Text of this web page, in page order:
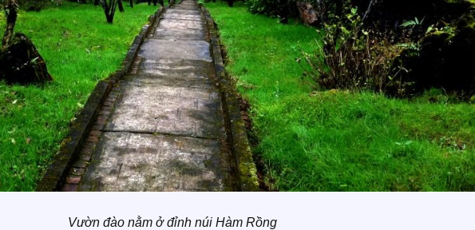
Vườn đào nằm ở đỉnh núi Hàm Rồng